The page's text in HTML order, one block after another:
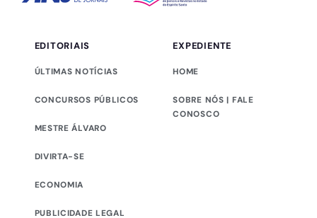
EDITORIAIS
ÚLTIMAS NOTÍCIAS
CONCURSOS PÚBLICOS
MESTRE ÁLVARO
DIVIRTA-SE
ECONOMIA
PUBLICIDADE LEGAL
EXPEDIENTE
HOME
SOBRE NÓS | FALE
CONOSCO